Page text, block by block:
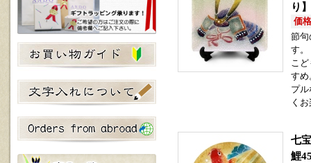
り】
価
節句
す。
こ
すめ
プ
く
七
鯉